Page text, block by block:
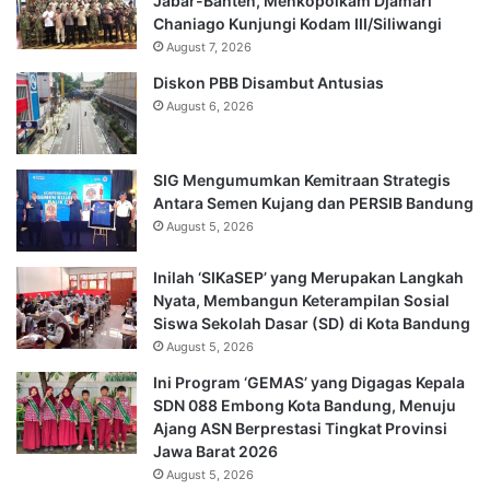
Chaniago Kunjungi Kodam III/Siliwangi
August 7, 2026
Diskon PBB Disambut Antusias
August 6, 2026
SIG Mengumumkan Kemitraan Strategis
Antara Semen Kujang dan PERSIB Bandung
August 5, 2026
Inilah ‘SIKaSEP’ yang Merupakan Langkah
Nyata, Membangun Keterampilan Sosial
Siswa Sekolah Dasar (SD) di Kota Bandung
August 5, 2026
Ini Program ‘GEMAS’ yang Digagas Kepala
SDN 088 Embong Kota Bandung, Menuju
Ajang ASN Berprestasi Tingkat Provinsi
Jawa Barat 2026
August 5, 2026